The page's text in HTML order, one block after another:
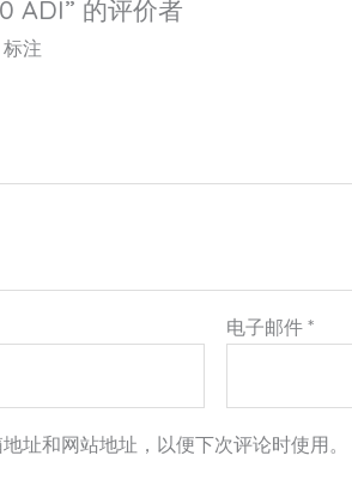
ADI” 的评价者
标注
电子邮件*
址和网站地址，以便下次评论时使用。